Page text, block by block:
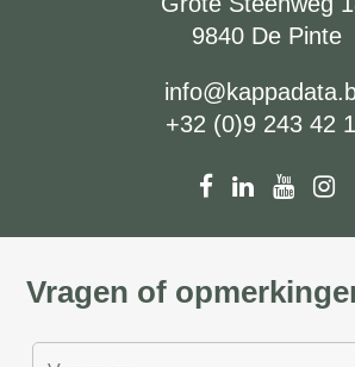
9840 De Pinte
+32 (0)9 243 42
Vragen of